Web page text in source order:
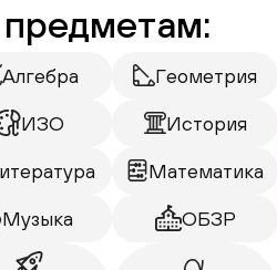
Алгебра Геометрия
ИЗО История
Математика
Музыка ОБЗР